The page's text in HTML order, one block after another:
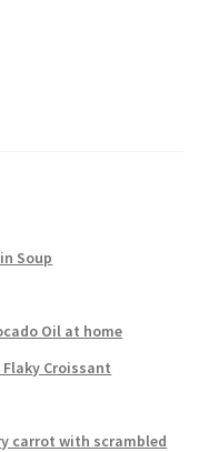
Soup
Oil at home
Croissant
carrot with scrambled